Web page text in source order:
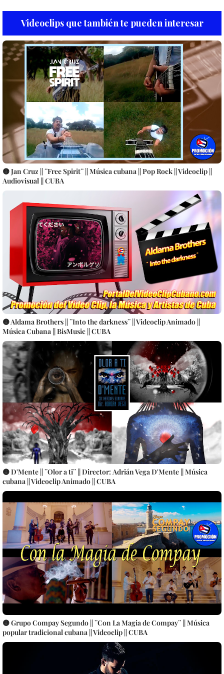
Videoclips que también te pueden interesar
🟡 Jan Cruz || ¨Free Spirit¨ || Música cubana || Pop Rock || Videoclip ||
Audiovisual || CUBA
🟡 Aldama Brothers || ¨Into the darkness¨ || Videoclip Animado ||
Música Cubana || BisMusic || CUBA
🟡 D'Mente || ¨Olor a ti¨ || Director: Adrián Vega D'Mente || Música
cubana || Videoclip Animado || CUBA
🟡 Grupo Compay Segundo || ¨Con La Magia de Compay¨ || Música
popular tradicional cubana || Videoclip || CUBA